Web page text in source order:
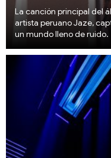
La canción principal del
artista peruano Jaze,
un mundo lleno de ruido.